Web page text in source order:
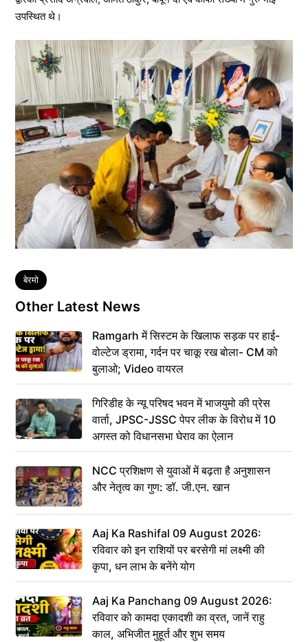
उपस्थित थे।
Tags
बेरमो
Other Latest News
Ramgarh में सिस्टम के खिलाफ सड़क पर हाई-
वोल्टेज ड्रामा, गर्दन पर चाकू रख बोला- CM को
बुलाओ; Video वायरल
गिरिडीह के न्यू परिषद भवन में भाजयुमो की प्रेस
वार्ता, JPSC-JSSC पेपर लीक के विरोध में 10
अगस्त को विधानसभा घेराव का ऐलान
NCC प्रशिक्षण से युवाओं में बढ़ता है अनुशासन
और नेतृत्व का गुण: डॉ. जी.एन. खान
Aaj Ka Rashifal 09 August 2026:
रविवार को इन राशियों पर बरसेगी मां लक्ष्मी की
कृपा, धन लाभ के बनेंगे योग
Aaj Ka Panchang 09 August 2026:
रविवार को कामदा एकादशी का व्रत, जानें राहु
काल, अभिजीत मुहूर्त और शुभ समय